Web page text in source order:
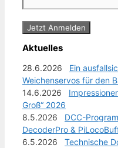
Aktuelles
28.6.2026 Ein
Weichenservos für den
14.6.2026
Groß“ 2026
8.5.2026 DCC-
DecoderPro &
6.5.2026 Technische